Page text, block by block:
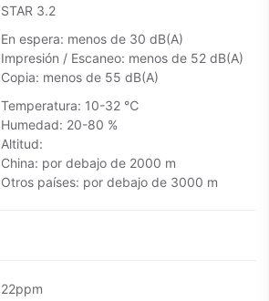
STAR 3.2
En espera: menos de 30 dB(A)
Impresión / Escaneo: menos de 52 dB(A)
Copia: menos de 55 dB(A)
Temperatura: 10-32 ℃
Humedad: 20-80 %
Altitud:
China: por debajo de 2000 m
Otros países: por debajo de 3000 m
22ppm